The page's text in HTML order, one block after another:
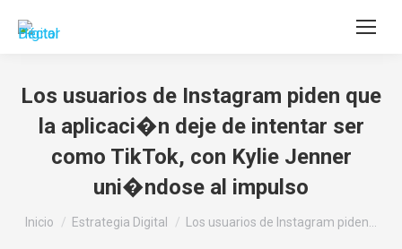
Buscar:
Los usuarios de Instagram piden que
la aplicaci�n deje de intentar ser
como TikTok, con Kylie Jenner
uni�ndose al impulso
Estás aquí:
Inicio Estrategia Digital Los usuarios de Instagram piden…